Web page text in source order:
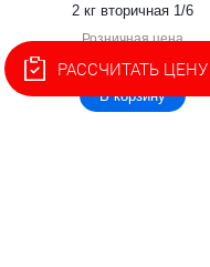
2 кг вторичная 1/6
Розничная цена
337.5руб. /шт
В корзину
РАССЧИТАТЬ